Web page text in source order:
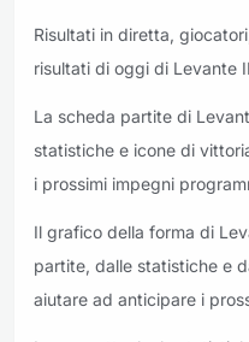
Risultati in diretta,
risultati di oggi di Levante
La scheda partite di
statistiche e icone di
i prossimi impegni
Il grafico della forma di
partite, dalle statistiche e
aiutare ad anticipare i